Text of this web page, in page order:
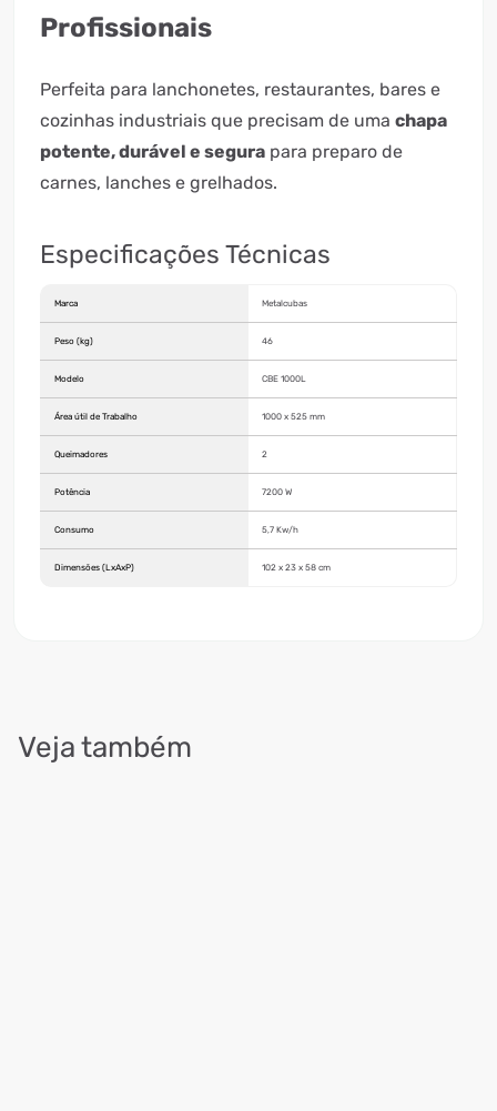
Profissionais
Perfeita para lanchonetes, restaurantes, bares e
cozinhas industriais que precisam de uma chapa
potente, durável e segura para preparo de
carnes, lanches e grelhados.
Especificações Técnicas
Marca Metalcubas
Peso (kg) 46
Modelo CBE 1000L
Área útil de Trabalho 1000 x 525 mm
Queimadores 2
Potência 7200 W
Consumo 5,7 Kw/h
Dimensões (LxAxP) 102 x 23 x 58 cm
Veja também